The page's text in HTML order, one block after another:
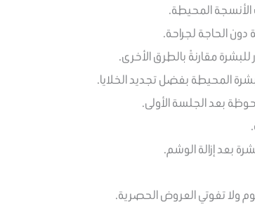
المحيطة.
دون الحاجة لجراحة.
مقارنةً بالطرق الأخرى.
المحيطة بفضل تجديد الخلايا.
بعد الجلسة الأولى.
بعد إزالة الوشم.
ولا تفوتي العروض الحصرية.